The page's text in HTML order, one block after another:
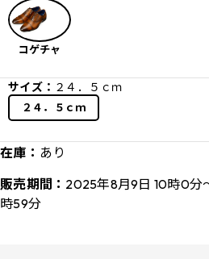
コゲチャ
サイズ： ２４．５ｃｍ
２４．５ｃｍ
在庫： あり
販売期間： 2025年8月9日 10時0分
時59分